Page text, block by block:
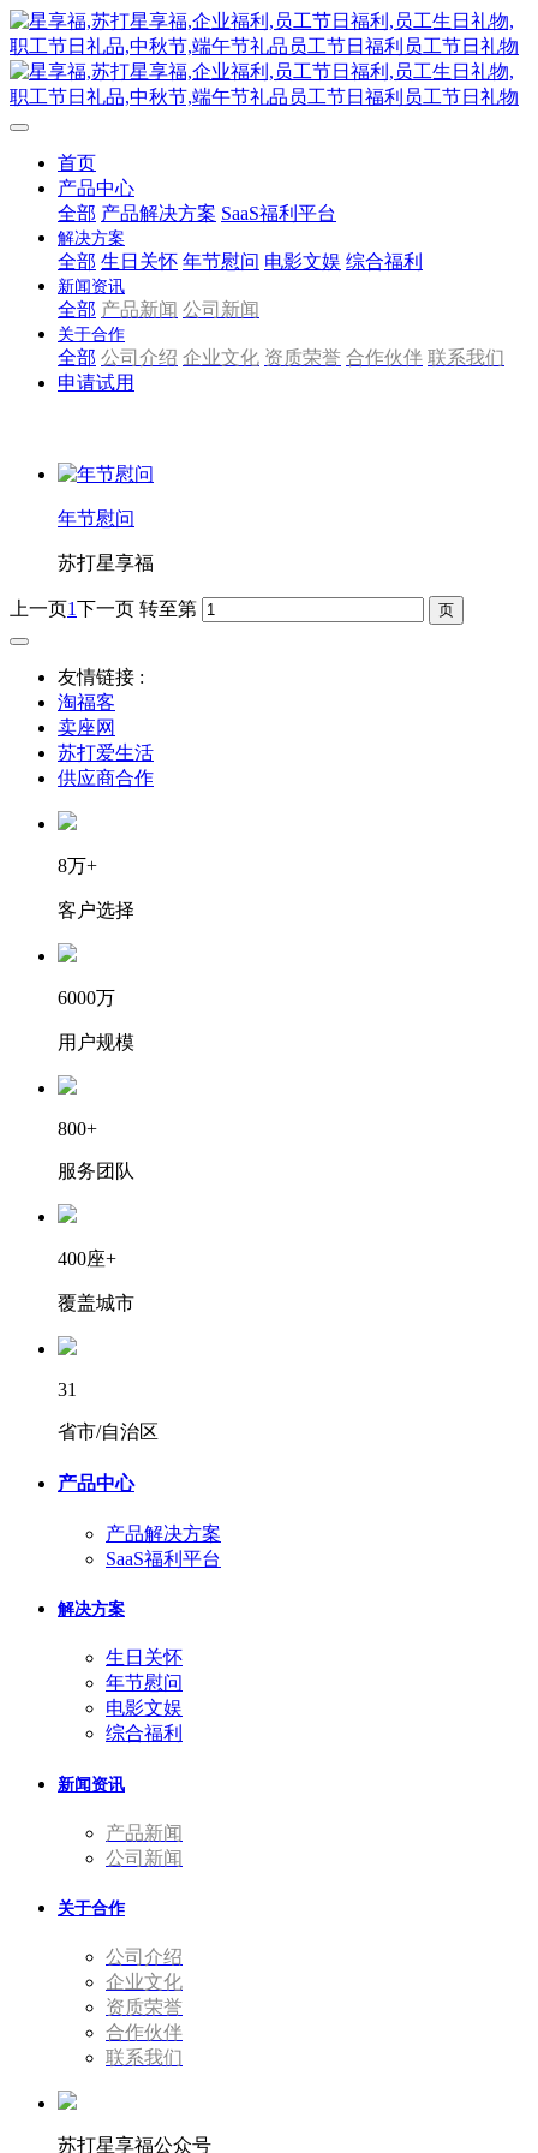
首页
产品中心
全部 产品解决方案 SaaS福利平台
解决方案
全部 生日关怀 年节慰问 电影文娱 综合福利
新闻资讯
全部 产品新闻 公司新闻
关于合作
全部 公司介绍 企业文化 资质荣誉 合作伙伴 联系我们
申请试用
年节慰问
苏打星享福
上一页1下一页 转至第
友情链接 :
淘福客
卖座网
苏打爱生活
供应商合作
8万+
客户选择
6000万
用户规模
800+
服务团队
400座+
覆盖城市
31
省市/自治区
产品中心
产品解决方案
SaaS福利平台
解决方案
生日关怀
年节慰问
电影文娱
综合福利
新闻资讯
产品新闻
公司新闻
关于合作
公司介绍
企业文化
资质荣誉
合作伙伴
联系我们
苏打星享福公众号